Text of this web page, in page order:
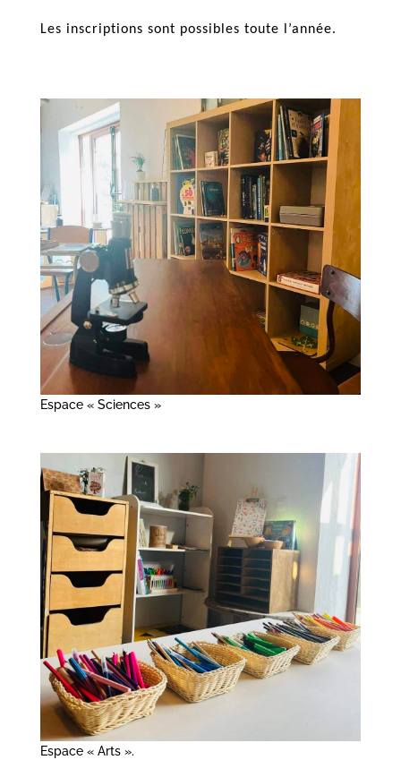
Les inscriptions sont possibles toute l’année.
Espace « Sciences »
Espace « Arts ».